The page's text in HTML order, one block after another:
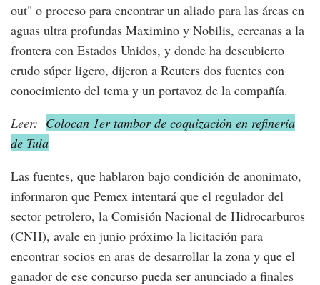
out" o proceso para encontrar un aliado para las áreas en
aguas ultra profundas Maximino y Nobilis, cercanas a la
frontera con Estados Unidos, y donde ha descubierto
crudo súper ligero, dijeron a Reuters dos fuentes con
conocimiento del tema y un portavoz de la compañía.
Leer: Colocan 1er tambor de coquización en refinería
de Tula
Las fuentes, que hablaron bajo condición de anonimato,
informaron que Pemex intentará que el regulador del
sector petrolero, la Comisión Nacional de Hidrocarburos
(CNH), avale en junio próximo la licitación para
encontrar socios en aras de desarrollar la zona y que el
ganador de ese concurso pueda ser anunciado a finales